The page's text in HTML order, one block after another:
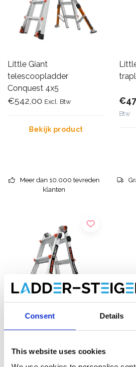
Consent Details
This website uses cookies
Little Giant
telescoopladder
Conquest 4x5
€542,00 Excl. Btw
Bekijk product
Btw
Meer dan 10.000 tevreden
klanten
vouwladder Velocity 4x3